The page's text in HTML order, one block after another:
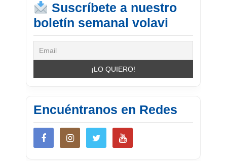
Suscríbete a nuestro
boletín semanal volavi
Encuéntranos en Redes